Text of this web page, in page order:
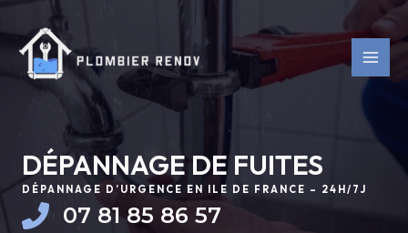
au
contenu
DÉPANNAGE DE FUITES
DÉPANNAGE D’URGENCE EN ILE DE FRANCE – 24H/7J
07 81 85 86 57